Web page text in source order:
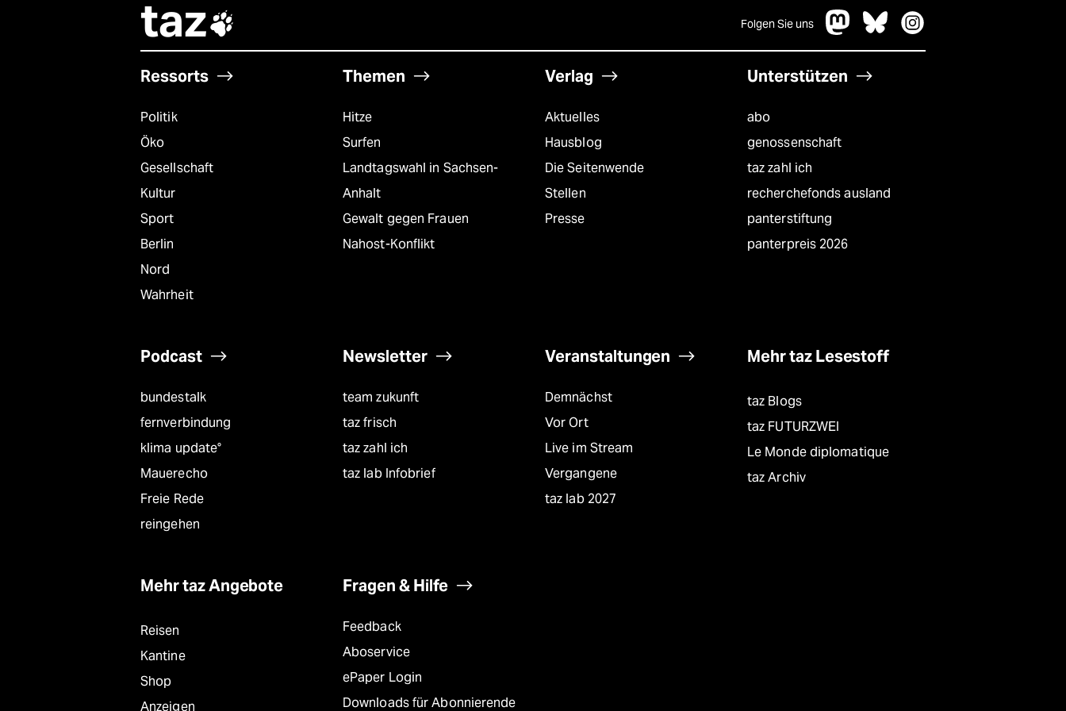
taz Folgen Sie uns
Ressorts
Politik
Öko
Gesellschaft
Kultur
Sport
Berlin
Nord
Wahrheit
Themen
Hitze
Surfen
Landtagswahl in Sachsen-
Anhalt
Gewalt gegen Frauen
Nahost-Konflikt
Verlag
Aktuelles
Hausblog
Die Seitenwende
Stellen
Presse
Unterstützen
abo
genossenschaft
taz zahl ich
recherchefonds ausland
panterstiftung
panterpreis 2026
Podcast
bundestalk
fernverbindung
klima update°
Mauerecho
Freie Rede
reingehen
Newsletter
team zukunft
taz frisch
taz zahl ich
taz lab Infobrief
Veranstaltungen
Demnächst
Vor Ort
Live im Stream
Vergangene
taz lab 2027
Mehr taz Lesestoff
taz Blogs
taz FUTURZWEI
Le Monde diplomatique
taz Archiv
Mehr taz Angebote
Reisen
Kantine
Shop
Anzeigen
Fragen & Hilfe
Feedback
Aboservice
ePaper Login
Downloads für Abonnierende